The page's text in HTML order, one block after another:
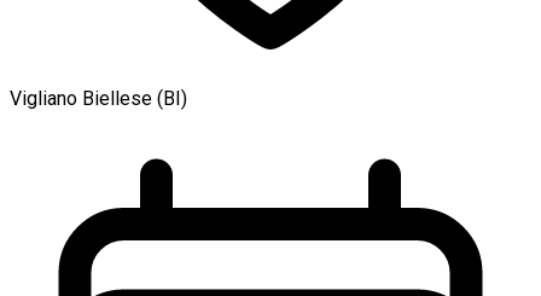
Vigliano Biellese (BI)